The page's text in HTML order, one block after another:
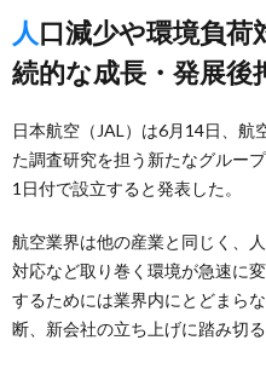
人口減少や環境負荷対応など課題考慮、持
続的な成長・発展後
日本航空（JAL）は6月14日、航
た調査研究を担う新たなグルー
1日付で設立すると発表した。
航空業界は他の産業と同じく、
対応など取り巻く環境が急速に
するためには業界内にとどまら
断、新会社の立ち上げに踏み切る